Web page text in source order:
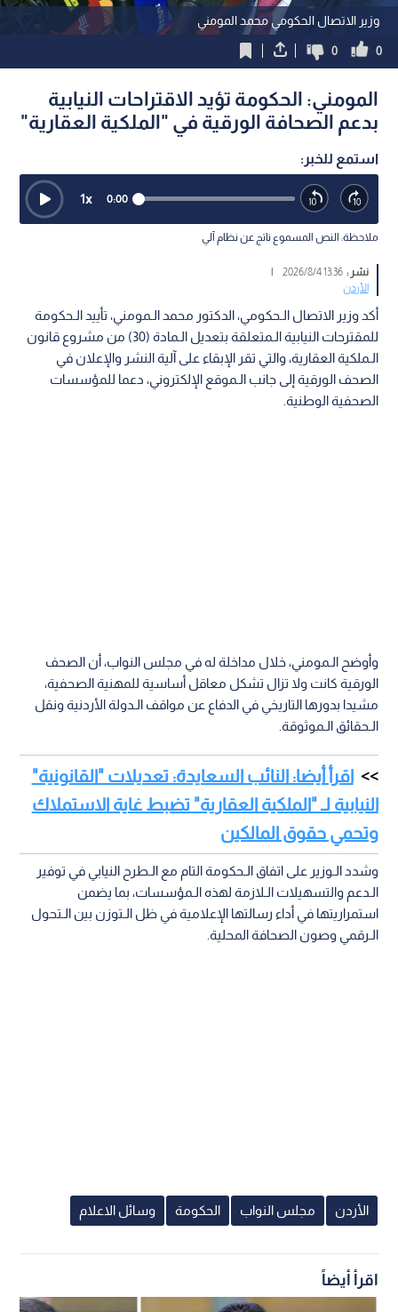
وزير الاتصال الحكومي محمد المومني
0
0
المومني: الحكومة تؤيد الاقتراحات النيابية
بدعم الصحافة الورقية في "الملكية العقارية"
استمع للخبر:
0:00
1x
ملاحظة: النص المسموع ناتج عن نظام آلي
نشر :13:36 2026/8/4
|
الأردن
أكد وزير الاتصال الـحكومي، الدكتور محمد الـمومني، تأييد الـحكومة
للمقترحات النيابية الـمتعلقة بتعديل الـمادة (30) من مشروع قانون
الـملكية العقارية، والتي تقر الإبقاء على آلية النشر والإعلان في
الصحف الورقية إلى جانب الـموقع الإلكتروني، دعما للمؤسسات
الصحفية الوطنية.
وأوضح الـمومني، خلال مداخلة له في مجلس النواب، أن الصحف
الورقية كانت ولا تزال تشكل معاقل أساسية للمهنية الصحفية،
مشيدا بدورها التاريخي في الدفاع عن مواقف الـدولة الأردنية ونقل
الـحقائق الـموثوقة.
اقرأ أيضا: النائب السعايدة: تعديلات "القانونية"
النيابية لـ "الملكية العقارية" تضبط غاية الاستملاك
وتحمي حقوق المالكين
وشدد الـوزير على اتفاق الـحكومة التام مع الـطرح النيابي في توفير
الـدعم والتسهيلات الـلازمة لهذه الـمؤسسات، بما يضمن
استمراريتها في أداء رسالتها الإعلامية في ظل الـتوزن بين الـتحول
الـرقمي وصون الصحافة المحلية.
الأردن مجلس النواب الحكومة وسائل الاعلام
اقرأ أيضاً